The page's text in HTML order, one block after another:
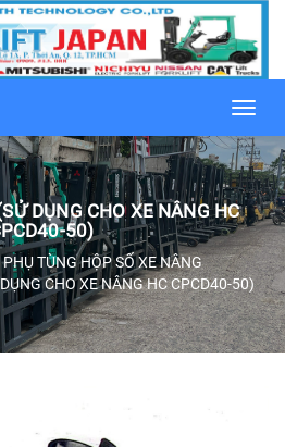
DỤNG CHO XE NÂNG HC
50)
PHỤ TÙNG HỘP SỐ XE NÂNG
CHO XE NÂNG HC CPCD40-50)